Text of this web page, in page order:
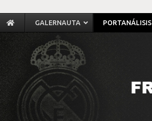
GALERNAUTA PORTANÁLISIS